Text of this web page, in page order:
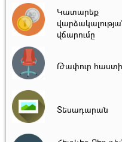
Կատարեք
վճարումը
Թափուր
Տեսադարան